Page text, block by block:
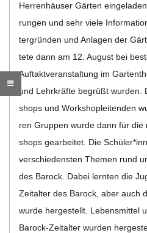
O
L
D
S
C
H
M
Her­ren­häu­ser Gär­ten
run­gen und sehr viele
ter­grün­den und Anla­gen der
tete dann am 12. August bei
Auf­takt­ver­an­stal­tung im
und Lehr­kräfte begrüßt
shops und Work­shop­lei­ten­den
ren Grup­pen wurde dann für
shops gear­bei­tet. Die
ver­schie­dens­ten The­men rund
des Barock. Dabei lern­ten die
Zeit­al­ter des Barock, aber auch
wurde her­ge­stellt. Lebens­mit­tel
Barock-Zei­t­al­­ter wur­den